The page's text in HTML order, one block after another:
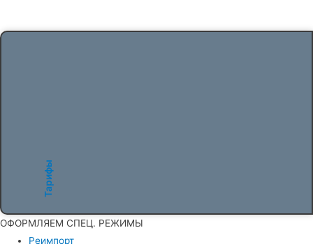
Тарифы
ОФОРМЛЯЕМ СПЕЦ. РЕЖИМЫ
Реимпорт